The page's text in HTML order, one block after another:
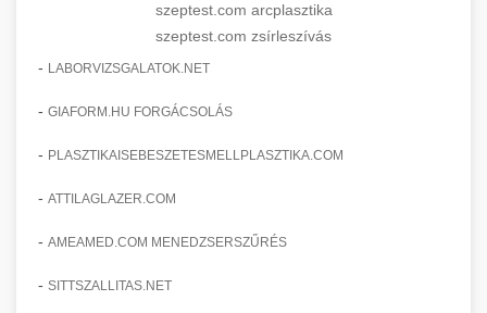
szeptest.com arcplasztika
szeptest.com zsírleszívás
- LABORVIZSGALATOK.NET
- GIAFORM.HU FORGÁCSOLÁS
- PLASZTIKAISEBESZETESMELLPLASZTIKA.COM
- ATTILAGLAZER.COM
- AMEAMED.COM MENEDZSERSZŰRÉS
- SITTSZALLITAS.NET